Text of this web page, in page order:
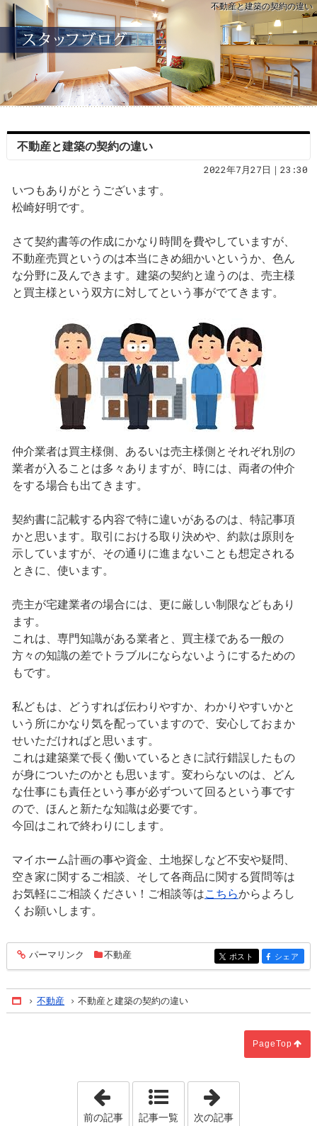
不動産と建築の契約の違い
不動産と建築の契約の違い
2022年7月27日｜23:30
いつもありがとうございます。
松崎好明です。
さて契約書等の作成にかなり時間を費やしていますが、
不動産売買というのは本当にきめ細かいというか、色ん
な分野に及んできます。建築の契約と違うのは、売主様
と買主様という双方に対してという事がでてきます。
仲介業者は買主様側、あるいは売主様側とそれぞれ別の
業者が入ることは多々ありますが、時には、両者の仲介
をする場合も出てきます。
契約書に記載する内容で特に違いがあるのは、特記事項
かと思います。取引における取り決めや、約款は原則を
示していますが、その通りに進まないことも想定される
ときに、使います。
売主が宅建業者の場合には、更に厳しい制限などもあり
ます。
これは、専門知識がある業者と、買主様である一般の
方々の知識の差でトラブルにならないようにするための
もです。
私どもは、どうすれば伝わりやすか、わかりやすいかと
いう所にかなり気を配っていますので、安心しておまか
せいただければと思います。
これは建築業で長く働いているときに試行錯誤したもの
が身についたのかとも思います。変わらないのは、どん
な仕事にも責任という事が必ずついて回るという事です
ので、ほんと新たな知識は必要です。
今回はこれで終わりにします。
マイホーム計画の事や資金、土地探しなど不安や疑問、
空き家に関するご相談、そして各商品に関する質問等は
お気軽にご相談ください！ご相談等はこちらからよろし
くお願いします。
entry1257
パーマリンク 不動産 entry1257
ポスト entry1257
シェア
Home
不動産 不動産と建築の契約の違い
PageTop
「レッドゾーンと言われる地域への建築
前の記事 記事一覧 次の記事